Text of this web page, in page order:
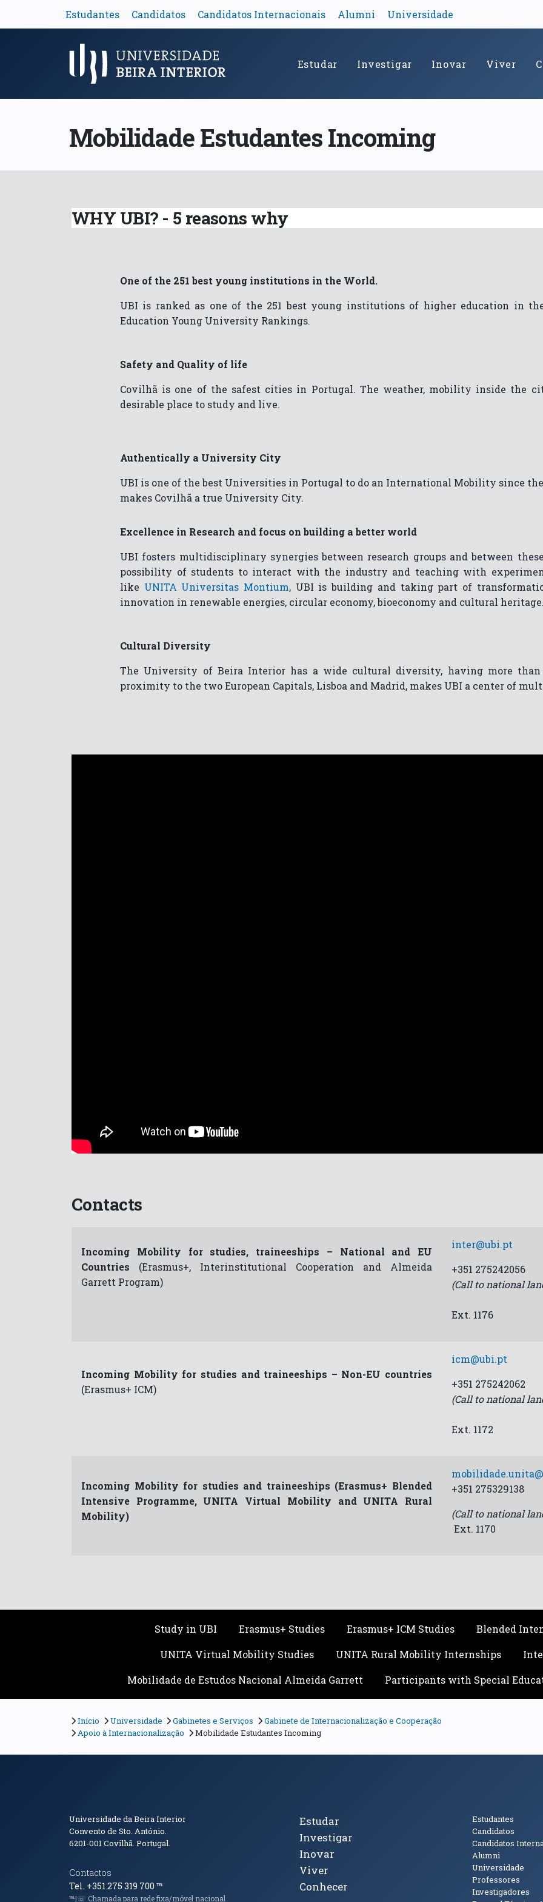
Estudantes Candidatos Candidatos Internacionais Alumni Universidade
Menu Principal Estudar Investigar Inovar Viver
Mobilidade Estudantes Incoming
WHY UBI? - 5 reasons why
One of the 251 best young institutions in the World.
UBI is ranked as one of the 251 best young institutions of higher education in
Education Young University Rankings.
Safety and Quality of life
Covilhã is one of the safest cities in Portugal. The weather, mobility inside the
desirable place to study and live.
Authentically a University City
UBI is one of the best Universities in Portugal to do an International Mobility since
makes Covilhã a true University City.
Excellence in Research and focus on building a better world
UBI fosters multidisciplinary synergies between research groups and between
possibility of students to interact with the industry and teaching with
like UNITA Universitas Montium, UBI is building and taking part of
innovation in renewable energies, circular economy, bioeconomy and cultural heritage.
Cultural Diversity
The University of Beira Interior has a wide cultural diversity, having more
proximity to the two European Capitals, Lisboa and Madrid, makes UBI a center of
Contacts
Incoming Mobility for studies, traineeships – National and EU
Countries (Erasmus+, Interinstitutional Cooperation and Almeida
Garrett Program)
inter@ubi.pt
+351 275242056
(Call to national
Ext. 1176
Incoming Mobility for studies and traineeships – Non-EU countries
(Erasmus+ ICM)
icm@ubi.pt
+351 275242062
(Call to national
Ext. 1172
Incoming Mobility for studies and traineeships (Erasmus+ Blended
Intensive Programme, UNITA Virtual Mobility and UNITA Rural
Mobility)
+351 275329138
(Call to national
Ext. 1170
Study in UBI Erasmus+ Studies Erasmus+ ICM Studies
Blended
UNITA Virtual Mobility Studies
UNITA Rural Mobility Internships
Mobilidade de Estudos Nacional Almeida Garrett
Participants with Special
Início Universidade Gabinetes e Serviços
Gabinete de Internacionalização e Cooperação
Apoio à Internacionalização
Mobilidade Estudantes Incoming
Informações de Contacto
Universidade da Beira Interior
Convento de Sto. António.
6201-001Covilhã. Portugal.
Contactos
Tel. +351 275 319 700 ℡
℡|☏ Chamada para rede fixa/móvel nacional
Tópicos Principais
Estudar
Investigar
Inovar
Viver
Conhecer
Públicos
Estudantes
Candidatos
Candidatos
Alumni
Universidade
Professores
Investigadores